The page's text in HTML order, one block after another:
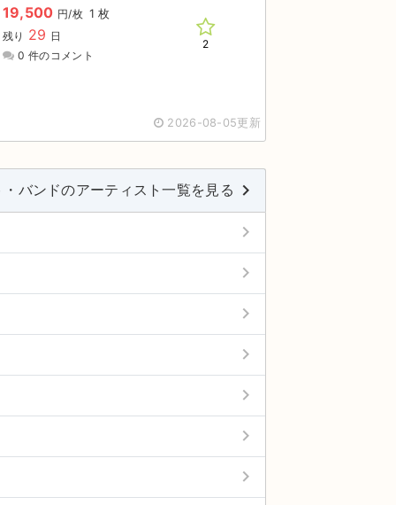
19,500 円/枚 1 枚
残り 29 日
0 件のコメント
2
2026-08-05更新
バンドのアーティスト一覧を見る keyboard_arrow_right
keyboard_arrow_right
keyboard_arrow_right
keyboard_arrow_right
keyboard_arrow_right
keyboard_arrow_right
keyboard_arrow_right
keyboard_arrow_right